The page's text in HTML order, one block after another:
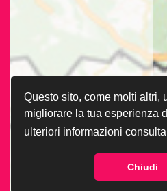
Questo sito, come molti altri,
migliorare la tua esperienza
ulteriori informazioni
Chiudi